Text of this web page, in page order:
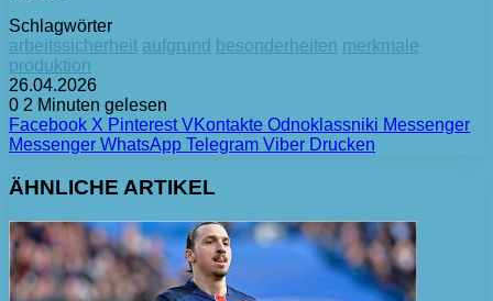
Schlagwörter
arbeitssicherheit aufgrund besonderheiten merkmale
produktion
26.04.2026
0 2 Minuten gelesen
Facebook X Pinterest VKontakte Odnoklassniki Messenger
Messenger WhatsApp Telegram Viber Drucken
ÄHNLICHE ARTIKEL